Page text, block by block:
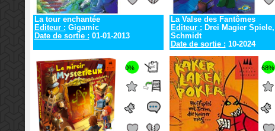
La tour enchantée
Editeur : Gigamic
Date de sortie : 01-01-2013
La Valse des Fantômes
Editeur : Drei Magier Spiele,
Schmidt
Date de sortie : 10-2024
0% 68%